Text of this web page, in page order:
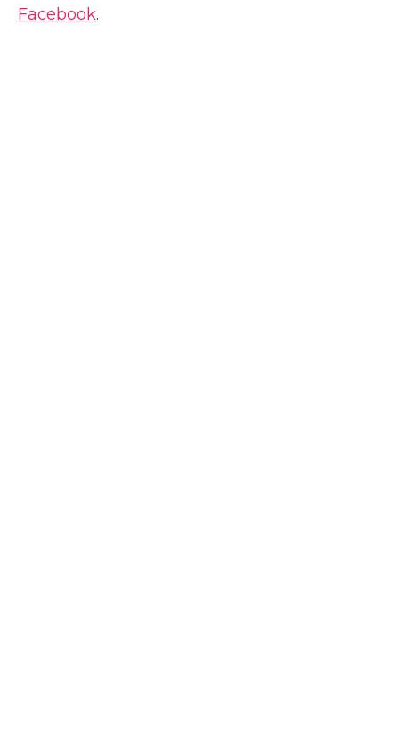
Facebook.